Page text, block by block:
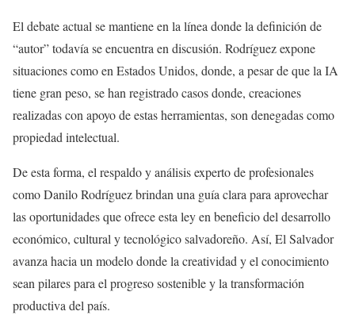
El debate actual se mantiene en la línea donde la definición de
“autor” todavía se encuentra en discusión. Rodríguez expone
situaciones como en Estados Unidos, donde, a pesar de que la IA
tiene gran peso, se han registrado casos donde, creaciones
realizadas con apoyo de estas herramientas, son denegadas como
propiedad intelectual.
De esta forma, el respaldo y análisis experto de profesionales
como Danilo Rodríguez brindan una guía clara para aprovechar
las oportunidades que ofrece esta ley en beneficio del desarrollo
económico, cultural y tecnológico salvadoreño. Así, El Salvador
avanza hacia un modelo donde la creatividad y el conocimiento
sean pilares para el progreso sostenible y la transformación
productiva del país.